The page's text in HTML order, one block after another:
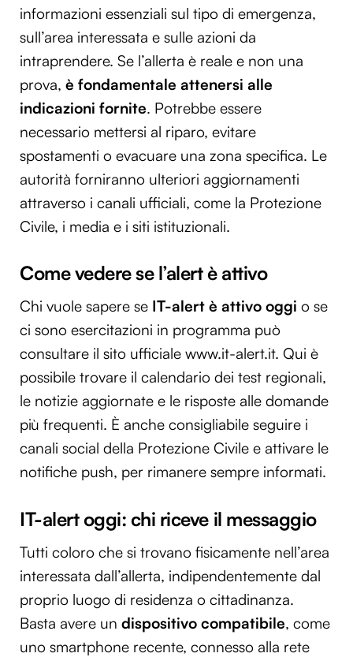
informazioni essenziali sul tipo di emergenza,
sull’area interessata e sulle azioni da
intraprendere. Se l’allerta è reale e non una
prova, è fondamentale attenersi alle
indicazioni fornite. Potrebbe essere
necessario mettersi al riparo, evitare
spostamenti o evacuare una zona specifica. Le
autorità forniranno ulteriori aggiornamenti
attraverso i canali ufficiali, come la Protezione
Civile, i media e i siti istituzionali.
Come vedere se l’alert è attivo
Chi vuole sapere se IT-alert è attivo oggi o se
ci sono esercitazioni in programma può
consultare il sito ufficiale www.it-alert.it. Qui è
possibile trovare il calendario dei test regionali,
le notizie aggiornate e le risposte alle domande
più frequenti. È anche consigliabile seguire i
canali social della Protezione Civile e attivare le
notifiche push, per rimanere sempre informati.
IT-alert oggi: chi riceve il messaggio
Tutti coloro che si trovano fisicamente nell’area
interessata dall’allerta, indipendentemente dal
proprio luogo di residenza o cittadinanza.
Basta avere un dispositivo compatibile, come
uno smartphone recente, connesso alla rete